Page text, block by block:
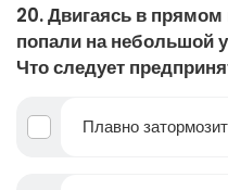
20. Двигаясь в
попали на небольшой
Что следует
Плавно